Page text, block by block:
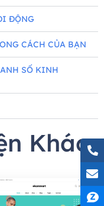
ĐỘNG
CÁCH CỦA BẠN
SỐ KINH
Khác